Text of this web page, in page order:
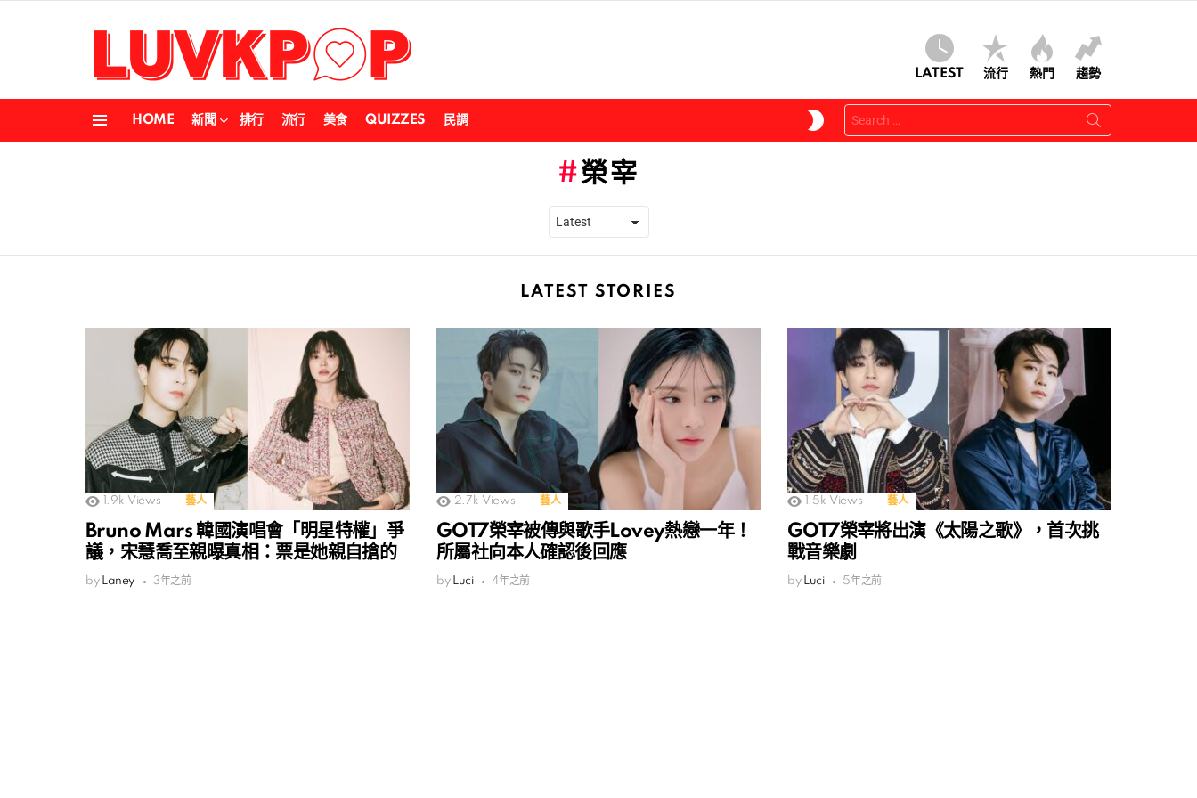
LATEST 流行 熱門 趨勢
HOME 新聞 排行 流行 美食 QUIZZES 民調
SKIN
Search
for:
榮宰
LATEST STORIES
1.9k Views 藝人
Bruno Mars 韓國演唱會「明星特權」爭
議，宋慧喬至親曝真相：票是她親自搶的
by Laney 3年之前
2.7k Views 藝人
GOT7榮宰被傳與歌手Lovey熱戀一年！
所屬社向本人確認後回應
by Luci 4年之前
1.5k Views 藝人
GOT7榮宰將出演《太陽之歌》，首次挑
戰音樂劇
by Luci 5年之前